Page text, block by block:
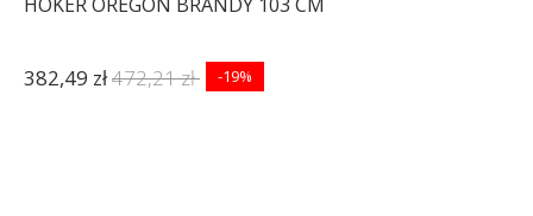
HOKER OREGON BRANDY 103 CM
382,49 zł472,21 zł -19%